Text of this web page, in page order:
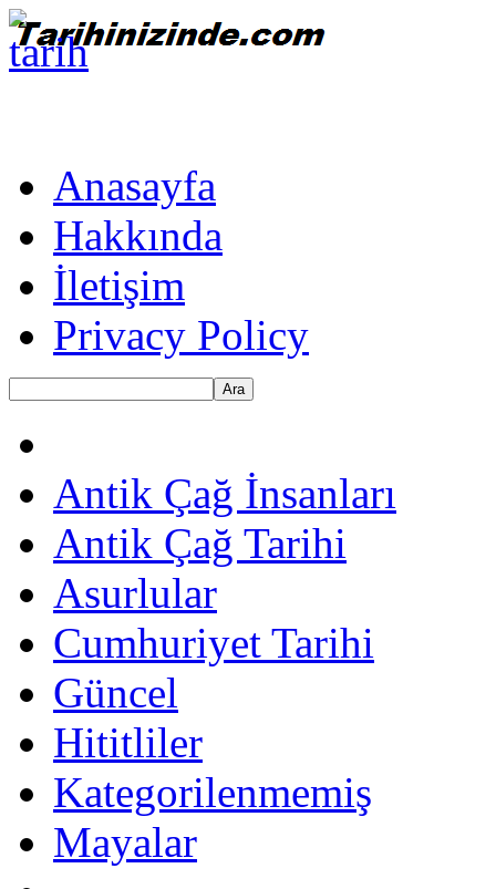
Anasayfa
Hakkında
İletişim
Privacy Policy
Ara
Antik Çağ İnsanları
Antik Çağ Tarihi
Asurlular
Cumhuriyet Tarihi
Güncel
Hititliler
Kategorilenmemiş
Mayalar